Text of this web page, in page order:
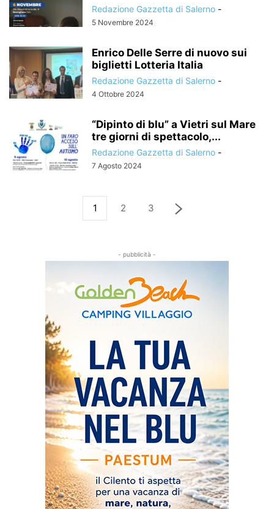
Redazione Gazzetta di Salerno -
5 Novembre 2024
Enrico Delle Serre di nuovo sui
biglietti Lotteria Italia
Redazione Gazzetta di Salerno -
4 Ottobre 2024
“Dipinto di blu” a Vietri sul Mare
tre giorni di spettacolo,...
Redazione Gazzetta di Salerno -
7 Agosto 2024
1 2 3
- pubblicità -